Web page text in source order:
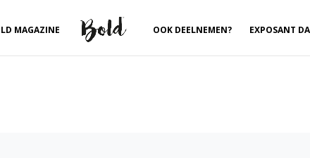
MAGAZINE OOK DEELNEMEN? EXPOSANT